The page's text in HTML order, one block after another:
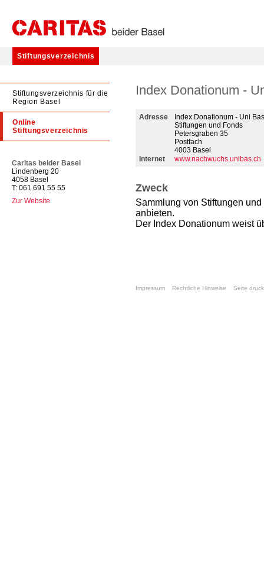
Stiftungsverzeichnis
Stiftungsverzeichnis für die
Region Basel
Online
Stiftungsverzeichnis
Caritas beider Basel
Lindenberg 20
4058 Basel
T: 061 691 55 55
Zur Website
Index Donationum -
Adresse
Index Donationum - Uni
Stiftungen und Fonds
Petersgraben 35
Postfach
4003 Basel
Internet
www.nachwuchs.unibas.ch
Zweck
Sammlung von Stiftungen
anbieten.
Der Index Donationum weist
Impressum Rechtliche Hinweise Seite